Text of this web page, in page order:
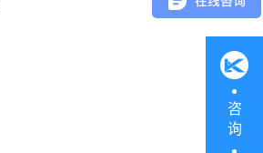
咨
询